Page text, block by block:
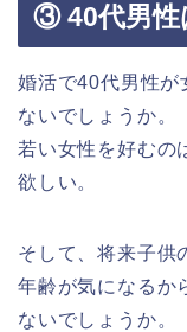
③ 40代男性
婚活で40代男性が
ないでしょうか。
若い女性を好むの
欲しい。
そして、将来子供
年齢が気になるか
ないでしょうか。